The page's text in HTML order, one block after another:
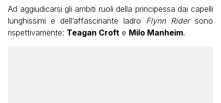
Ad aggiudicarsi gli ambiti ruoli della principessa dai capelli
lunghissimi e dell’affascinante ladro Flynn Ridersono
rispettivamente: Teagan Croft e Milo Manheim.